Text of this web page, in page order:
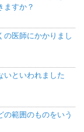
ますか？
の医師にかかりまし
いといわれました
範囲のものをいう